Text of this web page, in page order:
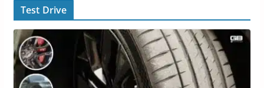
Test Drive